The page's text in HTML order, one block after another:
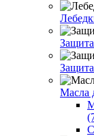
Масла